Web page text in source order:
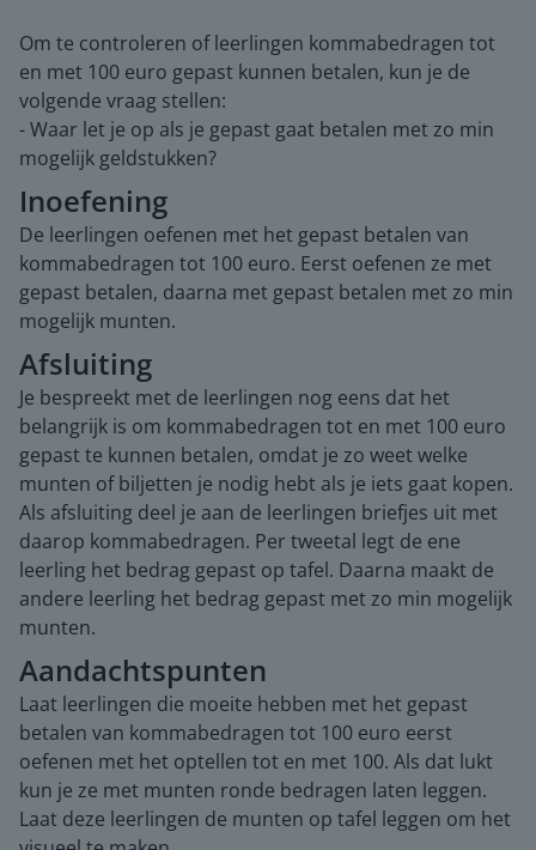
Om te controleren of leerlingen kommabedragen tot
en met 100 euro gepast kunnen betalen, kun je de
volgende vraag stellen:
- Waar let je op als je gepast gaat betalen met zo min
mogelijk geldstukken?
Inoefening
De leerlingen oefenen met het gepast betalen van
kommabedragen tot 100 euro. Eerst oefenen ze met
gepast betalen, daarna met gepast betalen met zo min
mogelijk munten.
Afsluiting
Je bespreekt met de leerlingen nog eens dat het
belangrijk is om kommabedragen tot en met 100 euro
gepast te kunnen betalen, omdat je zo weet welke
munten of biljetten je nodig hebt als je iets gaat kopen.
Als afsluiting deel je aan de leerlingen briefjes uit met
daarop kommabedragen. Per tweetal legt de ene
leerling het bedrag gepast op tafel. Daarna maakt de
andere leerling het bedrag gepast met zo min mogelijk
munten.
Aandachtspunten
Laat leerlingen die moeite hebben met het gepast
betalen van kommabedragen tot 100 euro eerst
oefenen met het optellen tot en met 100. Als dat lukt
kun je ze met munten ronde bedragen laten leggen.
Laat deze leerlingen de munten op tafel leggen om het